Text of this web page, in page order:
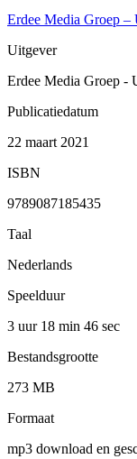
Erdee Media Groep
Uitgever
Erdee Media Groep -
Publicatiedatum
22 maart 2021
ISBN
9789087185435
Taal
Nederlands
Speelduur
3 uur 18 min 46 sec
Bestandsgrootte
273 MB
Formaat
mp3 download en